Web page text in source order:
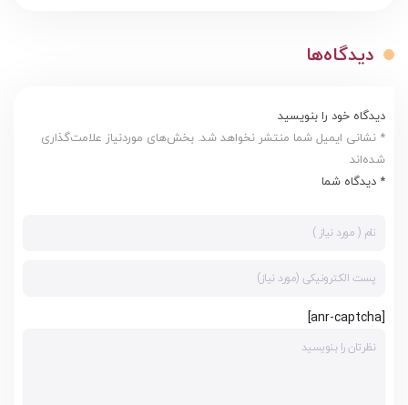
دیدگاه‌ها
دیدگاه خود را بنویسید
* نشانی ایمیل شما منتشر نخواهد شد. بخش‌های موردنیاز علامت‌گذاری
شده‌اند
* دیدگاه شما
[anr-captcha]